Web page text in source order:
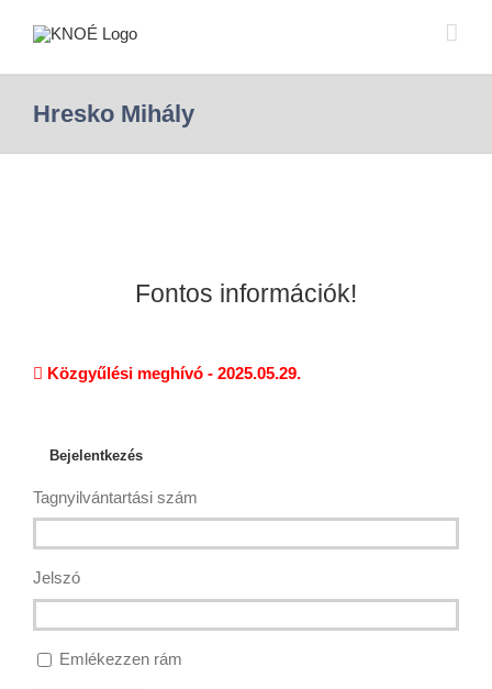
Hresko Mihály
Fontos információk!
Közgyűlési meghívó - 2025.05.29.
Bejelentkezés
Tagnyilvántartási szám
Jelszó
Emlékezzen rám